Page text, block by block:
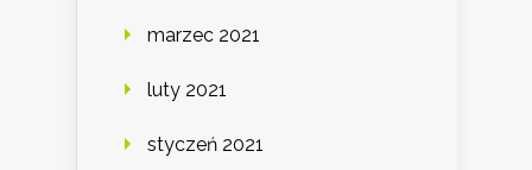
marzec 2021
luty 2021
styczeń 2021